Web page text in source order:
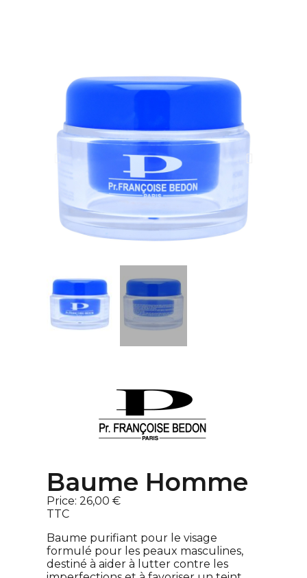
Baume Homme
Price: 26,00 €
TTC
Baume purifiant pour le visage
formulé pour les peaux masculines,
destiné à aider à lutter contre les